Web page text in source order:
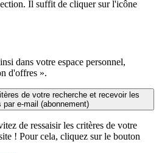
Il suffit de cliquer sur l'icône
dans votre espace personnel,
d'offres ».
de votre recherche et recevoir les
par e-mail (abonnement)
de ressaisir les critères de votre
! Pour cela, cliquez sur le bouton